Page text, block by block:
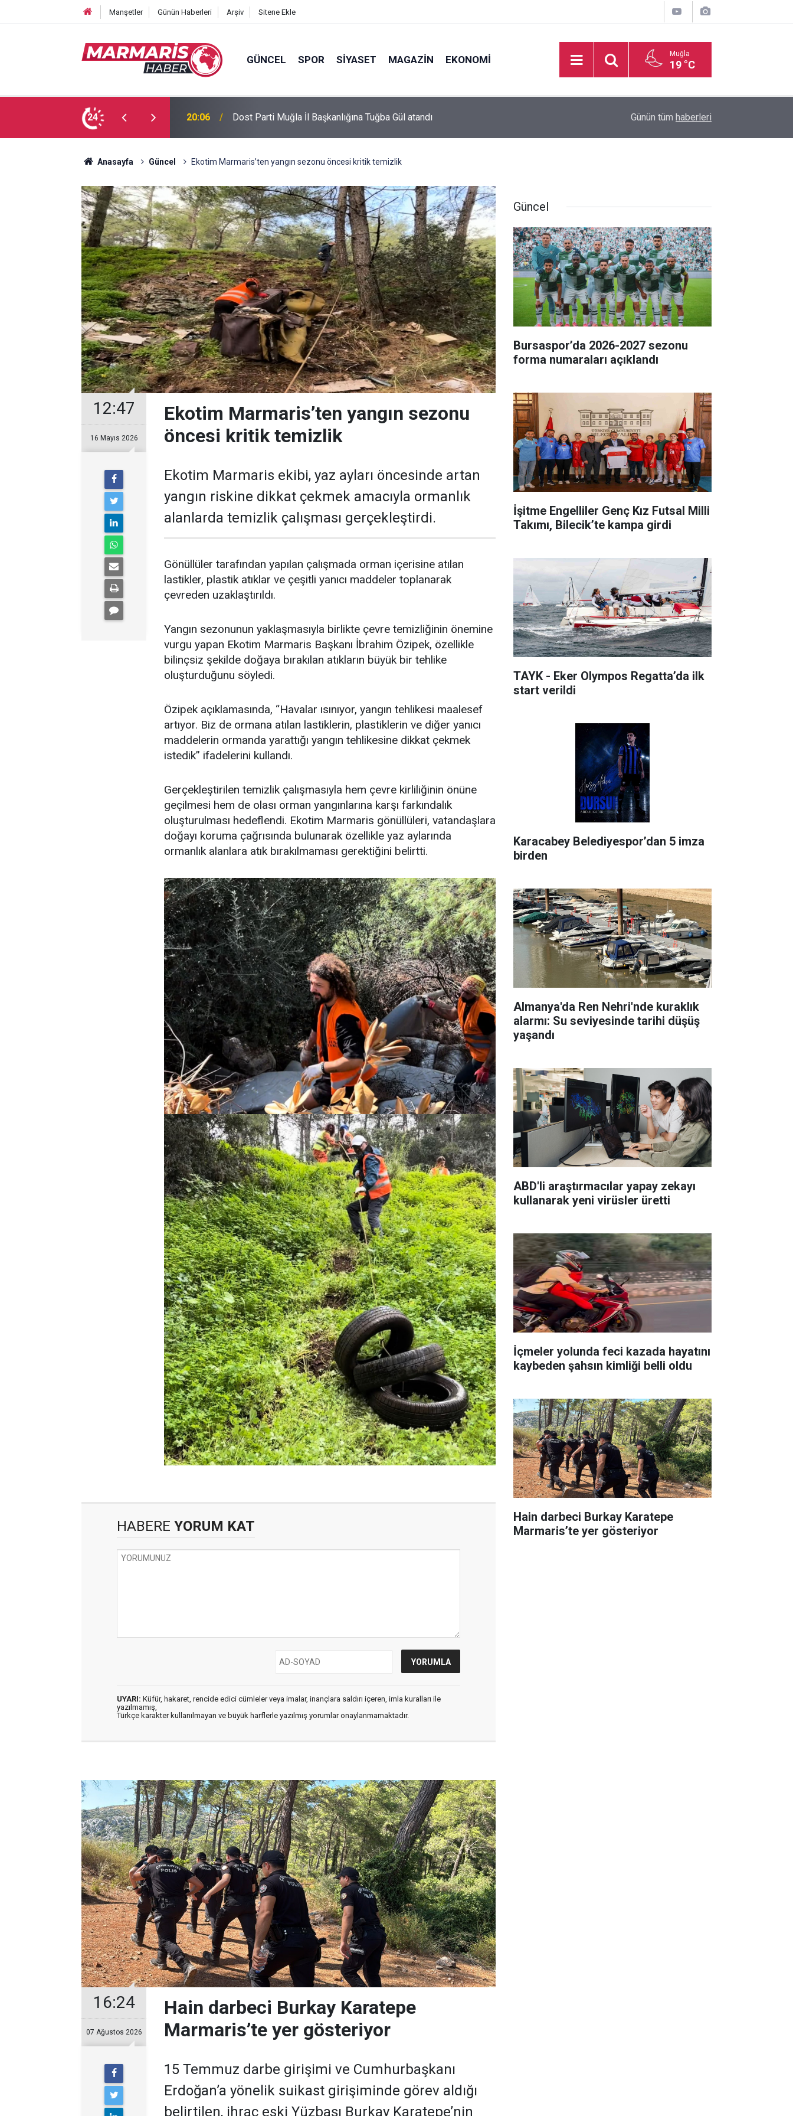
Manşetler Günün Haberleri Arşiv Sitene Ekle
GÜNCEL SPOR SIYASET MAGAZIN EKONOMI Muğla
19 °C
24 16:51 Bursaspor’da 2026-2027 sezonu forma numaraları açıklandı İşitme Engelliler Genç Kız Futsal Milli Takımı,
Günün tüm haberleri
Anasayfa Güncel Ekotim Marmaris’ten yangın sezonu öncesi kritik temizlik
12:47
16 Mayıs 2026
Ekotim Marmaris’ten yangın sezonu
öncesi kritik temizlik
Ekotim Marmaris ekibi, yaz ayları öncesinde artan
yangın riskine dikkat çekmek amacıyla ormanlık
alanlarda temizlik çalışması gerçekleştirdi.
Gönüllüler tarafından yapılan çalışmada orman içerisine atılan
lastikler, plastik atıklar ve çeşitli yanıcı maddeler toplanarak
çevreden uzaklaştırıldı.
Yangın sezonunun yaklaşmasıyla birlikte çevre temizliğinin önemine
vurgu yapan Ekotim Marmaris Başkanı İbrahim Özipek, özellikle
bilinçsiz şekilde doğaya bırakılan atıkların büyük bir tehlike
oluşturduğunu söyledi.
Özipek açıklamasında, “Havalar ısınıyor, yangın tehlikesi maalesef
artıyor. Biz de ormana atılan lastiklerin, plastiklerin ve diğer yanıcı
maddelerin ormanda yarattığı yangın tehlikesine dikkat çekmek
istedik” ifadelerini kullandı.
Gerçekleştirilen temizlik çalışmasıyla hem çevre kirliliğinin önüne
geçilmesi hem de olası orman yangınlarına karşı farkındalık
oluşturulması hedeflendi. Ekotim Marmaris gönüllüleri, vatandaşlara
doğayı koruma çağrısında bulunarak özellikle yaz aylarında
ormanlık alanlara atık bırakılmaması gerektiğini belirtti.
HABERE YORUM KAT
UYARI: Küfür, hakaret, rencide edici cümleler veya imalar, inançlara saldırı içeren, imla kuralları ile
yazılmamış,
Türkçe karakter kullanılmayan ve büyük harflerle yazılmış yorumlar onaylanmamaktadır.
16:24
07 Ağustos 2026
Hain darbeci Burkay Karatepe
Marmaris’te yer gösteriyor
15 Temmuz darbe girişimi ve Cumhurbaşkanı
Erdoğan’a yönelik suikast girişiminde görev aldığı
belirtilen, ihraç eski Yüzbaşı Burkay Karatepe’nin
Güncel
Bursaspor’da 2026-2027 sezonu
forma numaraları açıklandı
İşitme Engelliler Genç Kız Futsal Milli
Takımı, Bilecik’te kampa girdi
TAYK - Eker Olympos Regatta’da ilk
start verildi
Karacabey Belediyespor’dan 5 imza
birden
Almanya'da Ren Nehri'nde kuraklık
alarmı: Su seviyesinde tarihi düşüş
yaşandı
ABD'li araştırmacılar yapay zekayı
kullanarak yeni virüsler üretti
İçmeler yolunda feci kazada hayatını
kaybeden şahsın kimliği belli oldu
Hain darbeci Burkay Karatepe
Marmaris’te yer gösteriyor